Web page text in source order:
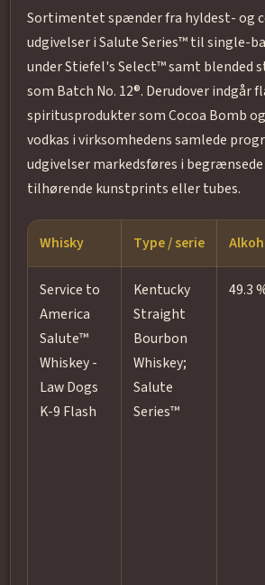
Sortimentet spænder fra hyldest- og
udgivelser i Salute Series™ til single-
under Stiefel's Select™ samt blended
som Batch No. 12®. Derudover indgår
spiritusprodukter som Cocoa Bomb
vodkas i virksomhedens samlede
udgivelser markedsføres i
tilhørende kunstprints eller tubes.
Whisky Type / serie
Service to
America
Salute™
Whiskey -
Law Dogs
K-9 Flash
Kentucky
Straight
Bourbon
Whiskey;
Salute
Series™
49.3